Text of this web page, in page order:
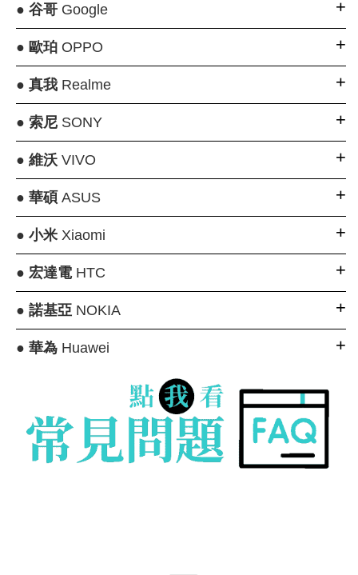
● 谷哥Google
● 歐珀OPPO
● 真我Realme
● 索尼SONY
● 維沃VIVO
● 華碩ASUS
● 小米Xiaomi
● 宏達電HTC
● 諾基亞NOKIA
● 華為Huawei